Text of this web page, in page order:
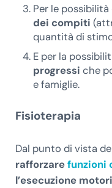
Per le possibilità
dei compiti
quantità di
E per la
progressi che
e famiglie.
Fisioterapia
Dal punto di vista
rafforzarefunzioni
l’esecuzione